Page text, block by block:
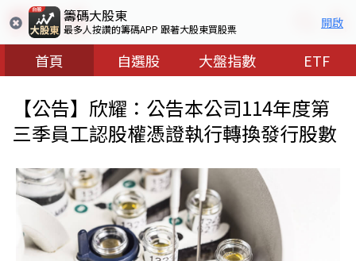
籌碼大股東
最多人按讚的籌碼APP 跟著大股東買股票 開啟
首頁 自選股 大盤指數 ETF
【公告】欣耀：公告本公司114年度第
三季員工認股權憑證執行轉換發行股數